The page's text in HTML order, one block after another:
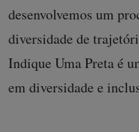
desenvolvemos um
diversidade de
Indique Uma Preta é
em diversidade e